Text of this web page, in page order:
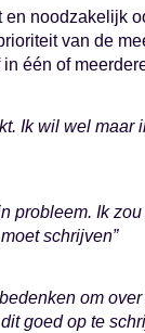
en noodzakelijk
van de
één of
Ik wil wel maar
probleem. Ik
schrijven”
om
goed op te